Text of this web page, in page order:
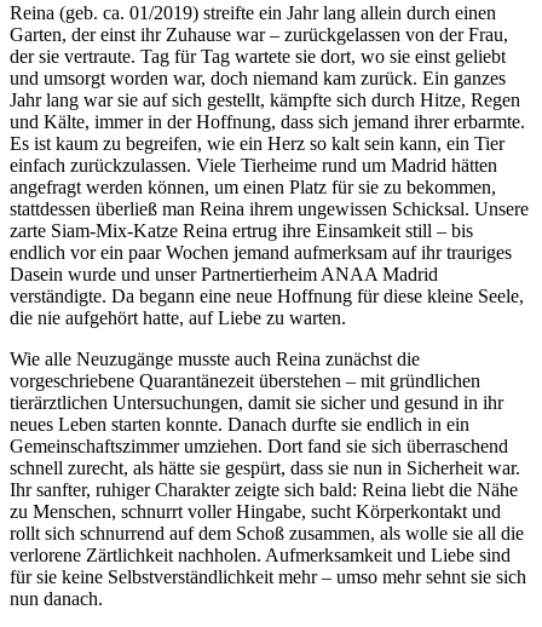
Reina (geb. ca. 01/2019) streifte ein Jahr lang allein durch einen
Garten, der einst ihr Zuhause war – zurückgelassen von der Frau,
der sie vertraute. Tag für Tag wartete sie dort, wo sie einst geliebt
und umsorgt worden war, doch niemand kam zurück. Ein ganzes
Jahr lang war sie auf sich gestellt, kämpfte sich durch Hitze, Regen
und Kälte, immer in der Hoffnung, dass sich jemand ihrer erbarmte.
Es ist kaum zu begreifen, wie ein Herz so kalt sein kann, ein Tier
einfach zurückzulassen. Viele Tierheime rund um Madrid hätten
angefragt werden können, um einen Platz für sie zu bekommen,
stattdessen überließ man Reina ihrem ungewissen Schicksal. Unsere
zarte Siam-Mix-Katze Reina ertrug ihre Einsamkeit still – bis
endlich vor ein paar Wochen jemand aufmerksam auf ihr trauriges
Dasein wurde und unser Partnertierheim ANAA Madrid
verständigte. Da begann eine neue Hoffnung für diese kleine Seele,
die nie aufgehört hatte, auf Liebe zu warten.
Wie alle Neuzugänge musste auch Reina zunächst die
vorgeschriebene Quarantänezeit überstehen – mit gründlichen
tierärztlichen Untersuchungen, damit sie sicher und gesund in ihr
neues Leben starten konnte. Danach durfte sie endlich in ein
Gemeinschaftszimmer umziehen. Dort fand sie sich überraschend
schnell zurecht, als hätte sie gespürt, dass sie nun in Sicherheit war.
Ihr sanfter, ruhiger Charakter zeigte sich bald: Reina liebt die Nähe
zu Menschen, schnurrt voller Hingabe, sucht Körperkontakt und
rollt sich schnurrend auf dem Schoß zusammen, als wolle sie all die
verlorene Zärtlichkeit nachholen. Aufmerksamkeit und Liebe sind
für sie keine Selbstverständlichkeit mehr – umso mehr sehnt sie sich
nun danach.